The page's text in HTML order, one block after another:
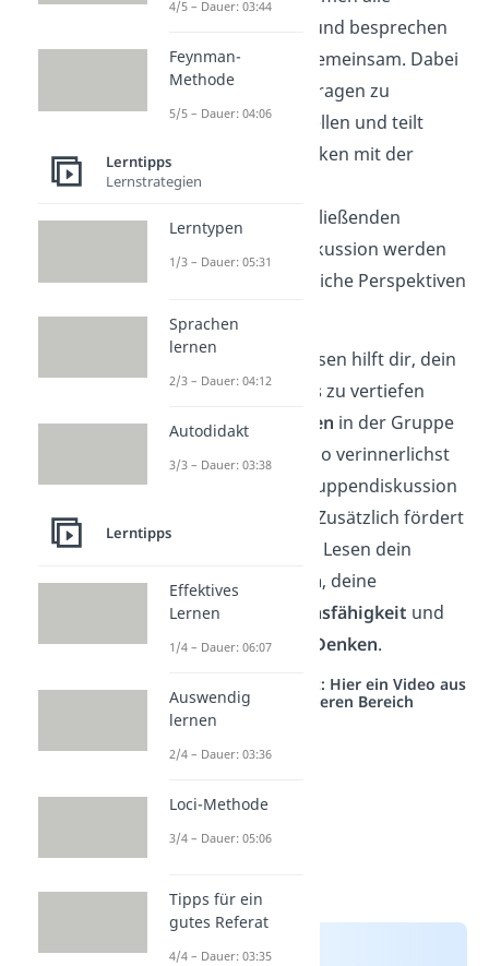
zusammen und besprechen
den Inhalt gemeinsam. Dabei
stellt jeder Fragen zu
unklaren Stellen und teilt
seine Gedanken mit der
In der anschließenden
Gruppendiskussion werden
unterschiedliche Perspektiven
Kooperatives Lesen hilft dir, dein
Textverständniszu vertiefen
undUnklarheiten in der Gruppe
zu klären. Ebenso verinnerlichst
du durch die Gruppendiskussion
. Zusätzlich fördert
das kooperative Lesen dein
aktives Zuhören, deine
Kommunikationsfähigkeit und
deinkritisches Denken.
Studyflix vernetzt: Hier ein Video aus
einem anderen Bereich
4/5 – Dauer: 03:44
Feynman-
Methode
5/5 – Dauer: 04:06
Lerntipps
Lernstrategien
Lerntypen
1/3 – Dauer: 05:31
Sprachen
lernen
2/3 – Dauer: 04:12
Autodidakt
3/3 – Dauer: 03:38
Lerntipps
Effektives
Lernen
1/4 – Dauer: 06:07
Auswendig
lernen
2/4 – Dauer: 03:36
Loci-Methode
3/4 – Dauer: 05:06
Tipps für ein
gutes Referat
4/4 – Dauer: 03:35